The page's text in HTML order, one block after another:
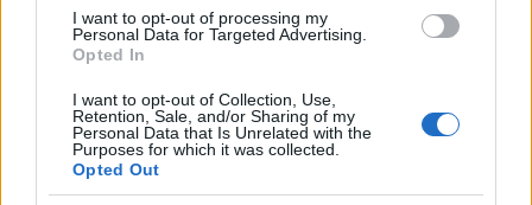
I want to opt-out of processing my
Personal Data for Targeted Advertising.
Opted In
I want to opt-out of Collection, Use,
Retention, Sale, and/or Sharing of my
Personal Data that Is Unrelated with the
Purposes for which it was collected.
Opted Out
Μύκονος: Βίντεο με τους αστυνομικούς να
εντοπίζουν την τσάντα Hermès και το
Ουκρανό τουρίστα
Πιο σχολιασμένα